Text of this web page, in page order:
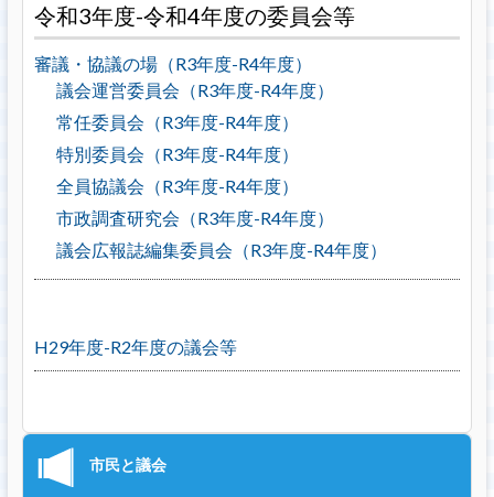
令和3年度-令和4年度の委員会等
審議・協議の場（R3年度-R4年度）
議会運営委員会（R3年度-R4年度）
常任委員会（R3年度-R4年度）
特別委員会（R3年度-R4年度）
全員協議会（R3年度-R4年度）
市政調査研究会（R3年度-R4年度）
議会広報誌編集委員会（R3年度-R4年度）
H29年度-R2年度の議会等